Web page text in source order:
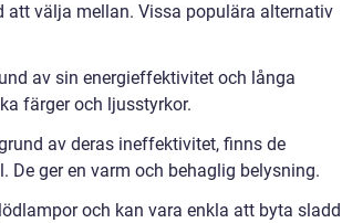
att välja mellan. Vissa populära alternativ
av sin energieffektivitet och långa
färger och ljusstyrkor.
av deras ineffektivitet, finns de
ger en varm och behaglig belysning.
och kan vara enkla att byta sladd